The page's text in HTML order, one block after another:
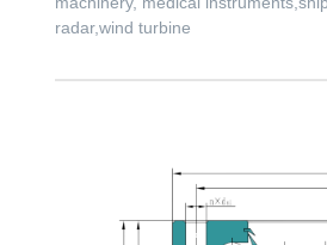
radar,wind turbine